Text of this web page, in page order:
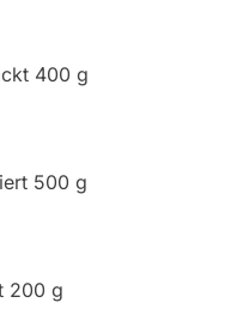
400 g
500 g
200 g